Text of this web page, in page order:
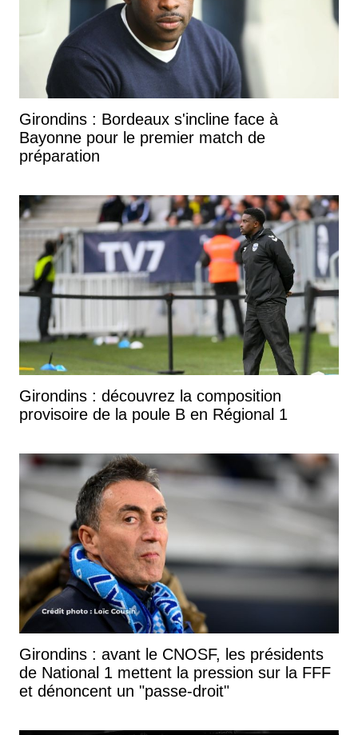
Girondins : Bordeaux s'incline face à
Bayonne pour le premier match de
préparation
Girondins : découvrez la composition
provisoire de la poule B en Régional 1
Girondins : avant le CNOSF, les présidents
de National 1 mettent la pression sur la FFF
et dénoncent un "passe-droit"